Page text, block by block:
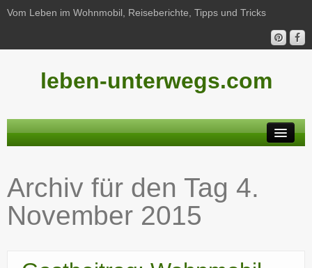
Vom Leben im Wohnmobil, Reiseberichte, Tipps und Tricks
leben-unterwegs.com
Reiseberichte
Unterwegs
Archiv für den Tag 4.
November 2015